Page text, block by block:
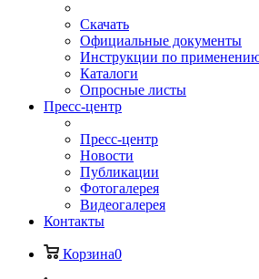
Скачать
Официальные документы
Инструкции по
Каталоги
Опросные листы
Пресс-центр
Пресс-центр
Новости
Публикации
Фотогалерея
Видеогалерея
Контакты
Корзина0